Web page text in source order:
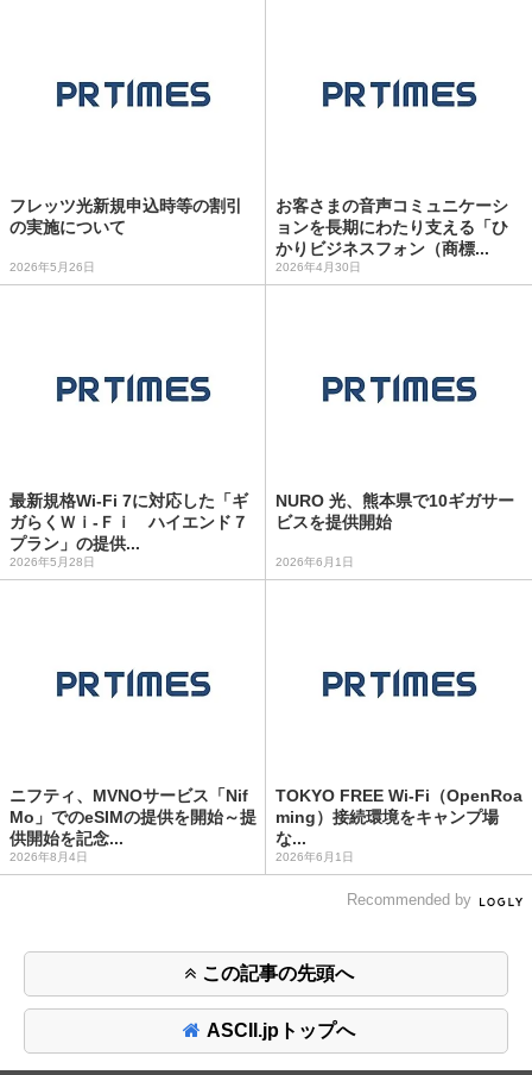
フレッツ光新規申込時等の割引
の実施について
2026年5月26日
お客さまの音声コミュニケーシ
ョンを長期にわたり支える「ひ
かりビジネスフォン（商標...
2026年4月30日
最新規格Wi‑Fi 7に対応した「ギ
ガらくＷｉ-Ｆｉ ハイエンド７
プラン」の提供...
2026年5月28日
NURO 光、熊本県で10ギガサー
ビスを提供開始
2026年6月1日
ニフティ、MVNOサービス「Nif
Mo」でのeSIMの提供を開始～提
供開始を記念...
2026年8月4日
TOKYO FREE Wi-Fi（OpenRoa
ming）接続環境をキャンプ場
な...
2026年6月1日
Recommended by
この記事の先頭へ
ASCII.jpトップへ